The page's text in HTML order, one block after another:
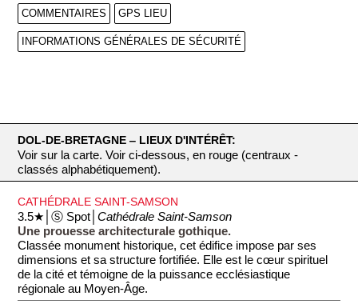
COMMENTAIRES GPS LIEU
INFORMATIONS GÉNÉRALES DE SÉCURITÉ
DOL-DE-BRETAGNE ‒ LIEUX D'INTÉRÊT:
Voir sur la carte. Voir ci-dessous, en rouge (centraux -
classés alphabétiquement).
CATHÉDRALE SAINT-SAMSON
3.5★│Ⓢ Spot│Cathédrale Saint-Samson
Une prouesse architecturale gothique.
Classée monument historique, cet édifice impose par ses
dimensions et sa structure fortifiée. Elle est le cœur spirituel
de la cité et témoigne de la puissance ecclésiastique
régionale au Moyen-Âge.